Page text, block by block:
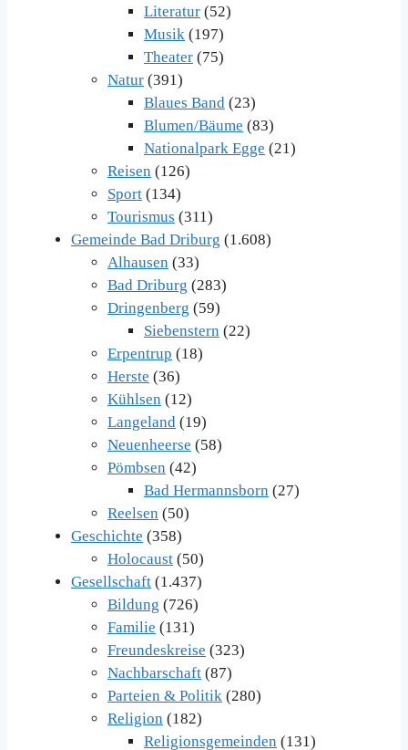
Literatur (52)
Musik (197)
Theater (75)
Natur (391)
Blaues Band (23)
Blumen/Bäume (83)
Nationalpark Egge (21)
Reisen (126)
Sport (134)
Tourismus (311)
Gemeinde Bad Driburg (1.608)
Alhausen (33)
Bad Driburg (283)
Dringenberg (59)
Siebenstern (22)
Erpentrup (18)
Herste (36)
Kühlsen (12)
Langeland (19)
Neuenheerse (58)
Pömbsen (42)
Bad Hermannsborn (27)
Reelsen (50)
Geschichte (358)
Holocaust (50)
Gesellschaft (1.437)
Bildung (726)
Familie (131)
Freundeskreise (323)
Nachbarschaft (87)
Parteien & Politik (280)
Religion (182)
Religionsgemeinden (131)